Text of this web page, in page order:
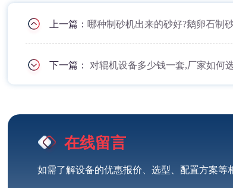
上一篇： 哪种制砂机出来的砂好?鹅卵石制
下一篇： 对辊机设备多少钱一套,厂家如何
在线留言
如需了解设备的优惠报价、选型、配置方案等